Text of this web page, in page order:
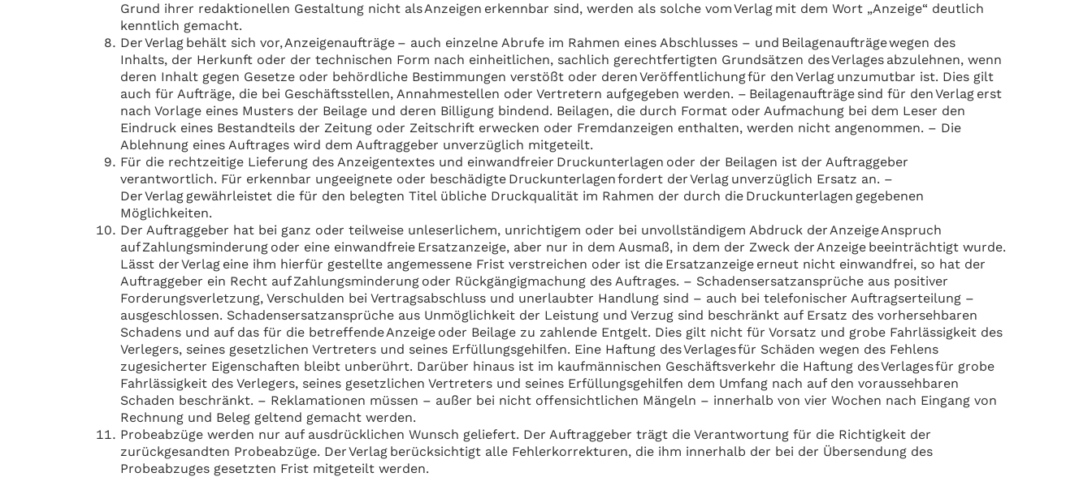
Grund ihrer redaktionellen Gestaltung nicht als Anzeigen erkennbar sind, werden als solche vom Verlag mit dem Wort „Anzeige“ deutlich
kenntlich gemacht.
Der Verlag behält sich vor, Anzeigenaufträge – auch einzelne Abrufe im Rahmen eines Abschlusses – und Beilagenaufträge wegen des
Inhalts, der Herkunft oder der technischen Form nach einheitlichen, sachlich gerechtfertigten Grundsätzen des Verlages abzulehnen, wenn
deren Inhalt gegen Gesetze oder behördliche Bestimmungen verstößt oder deren Veröffentlichung für den Verlag unzumutbar ist. Dies gilt
auch für Aufträge, die bei Geschäftsstellen, Annahmestellen oder Vertretern aufgegeben werden. – Beilagenaufträge sind für den Verlag erst
nach Vorlage eines Musters der Beilage und deren Billigung bindend. Beilagen, die durch Format oder Aufmachung bei dem Leser den
Eindruck eines Bestandteils der Zeitung oder Zeitschrift erwecken oder Fremdanzeigen enthalten, werden nicht angenommen. – Die
Ablehnung eines Auftrages wird dem Auftraggeber unverzüglich mitgeteilt.
Für die rechtzeitige Lieferung des Anzeigentextes und einwandfreier Druckunterlagen oder der Beilagen ist der Auftraggeber
verantwortlich. Für erkennbar ungeeignete oder beschädigte Druckunterlagen fordert der Verlag unverzüglich Ersatz an. –
Der Verlag gewährleistet die für den belegten Titel übliche Druckqualität im Rahmen der durch die Druckunterlagen gegebenen
Möglichkeiten.
Der Auftraggeber hat bei ganz oder teilweise unleserlichem, unrichtigem oder bei unvollständigem Abdruck der Anzeige Anspruch
auf Zahlungsminderung oder eine einwandfreie Ersatzanzeige, aber nur in dem Ausmaß, in dem der Zweck der Anzeige beeinträchtigt wurde.
Lässt der Verlag eine ihm hierfür gestellte angemessene Frist verstreichen oder ist die Ersatzanzeige erneut nicht einwandfrei, so hat der
Auftraggeber ein Recht auf Zahlungsminderung oder Rückgängigmachung des Auftrages. – Schadensersatzansprüche aus positiver
Forderungsverletzung, Verschulden bei Vertragsabschluss und unerlaubter Handlung sind – auch bei telefonischer Auftragserteilung –
ausgeschlossen. Schadensersatzansprüche aus Unmöglichkeit der Leistung und Verzug sind beschränkt auf Ersatz des vorhersehbaren
Schadens und auf das für die betreffende Anzeige oder Beilage zu zahlende Entgelt. Dies gilt nicht für Vorsatz und grobe Fahrlässigkeit des
Verlegers, seines gesetzlichen Vertreters und seines Erfüllungsgehilfen. Eine Haftung des Verlages für Schäden wegen des Fehlens
zugesicherter Eigenschaften bleibt unberührt. Darüber hinaus ist im kaufmännischen Geschäftsverkehr die Haftung des Verlages für grobe
Fahrlässigkeit des Verlegers, seines gesetzlichen Vertreters und seines Erfüllungsgehilfen dem Umfang nach auf den voraussehbaren
Schaden beschränkt. – Reklamationen müssen – außer bei nicht offensichtlichen Mängeln – innerhalb von vier Wochen nach Eingang von
Rechnung und Beleg geltend gemacht werden.
Probeabzüge werden nur auf ausdrücklichen Wunsch geliefert. Der Auftraggeber trägt die Verantwortung für die Richtigkeit der
zurückgesandten Probeabzüge. Der Verlag berücksichtigt alle Fehlerkorrekturen, die ihm innerhalb der bei der Übersendung des
Probeabzuges gesetzten Frist mitgeteilt werden.